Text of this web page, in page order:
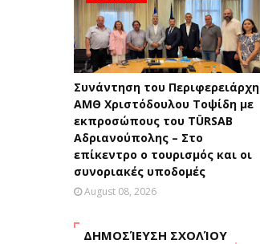
Συνάντηση του Περιφερειάρχη
ΑΜΘ Χριστόδουλου Τοψίδη με
εκπροσώπους του TÜRSAB
Αδριανούπολης – Στο
επίκεντρο ο τουρισμός και οι
συνοριακές υποδομές
August 08, 2026
ΔΗΜΟΣΊΕΥΣΗ ΣΧΟΛΊΟΥ